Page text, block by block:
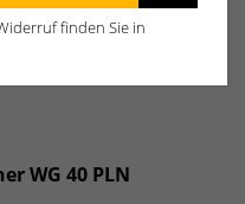
(300 l),…
WG 40 PLN
finden Sie in